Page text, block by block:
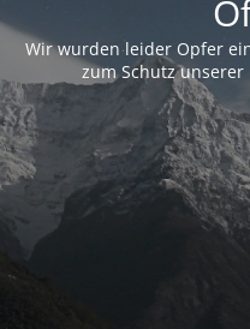
Wir wurden leider Opfer
zum Schutz